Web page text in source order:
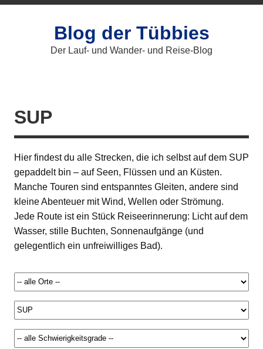
Blog der Tübbies
Der Lauf- und Wander- und Reise-Blog
SUP
Hier findest du alle Strecken, die ich selbst auf dem SUP
gepaddelt bin – auf Seen, Flüssen und an Küsten.
Manche Touren sind entspanntes Gleiten, andere sind
kleine Abenteuer mit Wind, Wellen oder Strömung.
Jede Route ist ein Stück Reiseerinnerung: Licht auf dem
Wasser, stille Buchten, Sonnenaufgänge (und
gelegentlich ein unfreiwilliges Bad).